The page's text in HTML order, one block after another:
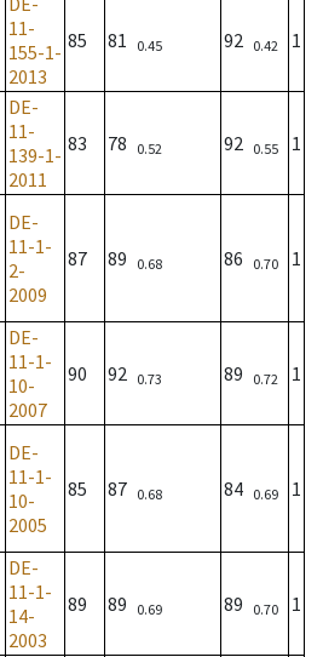
11-
155-1-
2013
85 81 0.45 92 0.42 1
DE-
11-
139-1-
2011
83 78 0.52 92 0.55 1
DE-
11-1-
2-
2009
87 89 0.68 86 0.70 1
DE-
11-1-
10-
2007
90 92 0.73 89 0.72 1
DE-
11-1-
10-
2005
85 87 0.68 84 0.69 1
DE-
11-1-
14-
2003
89 89 0.69 89 0.70 1